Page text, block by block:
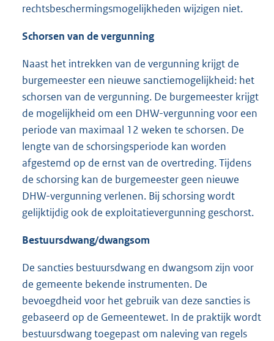
rechtsbeschermingsmogelijkheden wijzigen niet.
Schorsen van de vergunning
Naast het intrekken van de vergunning krijgt de
burgemeester een nieuwe sanctiemogelijkheid: het
schorsen van de vergunning. De burgemeester krijgt
de mogelijkheid om een DHW-vergunning voor een
periode van maximaal 12 weken te schorsen. De
lengte van de schorsingsperiode kan worden
afgestemd op de ernst van de overtreding. Tijdens
de schorsing kan de burgemeester geen nieuwe
DHW-vergunning verlenen. Bij schorsing wordt
gelijktijdig ook de exploitatievergunning geschorst.
Bestuursdwang/dwangsom
De sancties bestuursdwang en dwangsom zijn voor
de gemeente bekende instrumenten. De
bevoegdheid voor het gebruik van deze sancties is
gebaseerd op de Gemeentewet. In de praktijk wordt
bestuursdwang toegepast om naleving van regels